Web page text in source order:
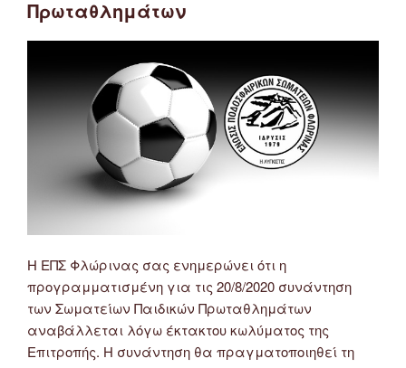
–
–
Φιλικών
Αγώνων
(Αρχεία
Πρωταθλημάτων
Η ΕΠΣ Φλώρινας σας ενημερώνει ότι η
προγραμματισμένη για τις 20/8/2020 συνάντηση
των Σωματείων Παιδικών Πρωταθλημάτων
αναβάλλεται λόγω έκτακτου κωλύματος της
Επιτροπής. Η συνάντηση θα πραγματοποιηθεί τη